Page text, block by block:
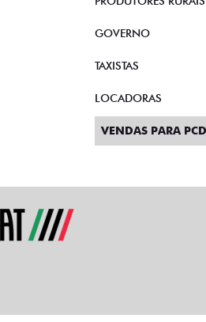
GOVERNO
TAXISTAS
LOCADORAS
VENDAS PARA PCD